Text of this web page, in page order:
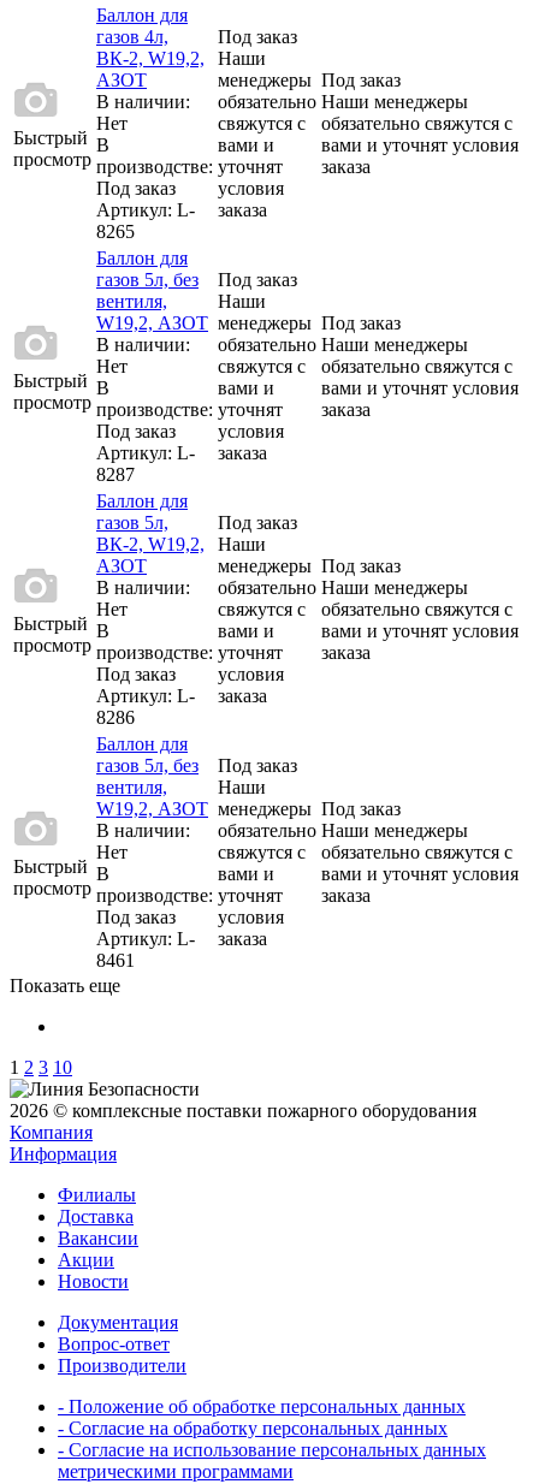
Быстрый
просмотр
Баллон для
газов 4л,
ВК-2, W19,2,
АЗОТ
В наличии:
Нет
В
производстве:
Под заказ
Артикул: L-
8265
Под заказ
Наши
менеджеры
обязательно
свяжутся с
вами и
уточнят
условия
заказа
Под заказ
Наши менеджеры
обязательно свяжутся с
вами и уточнят условия
заказа
Быстрый
просмотр
Баллон для
газов 5л, без
вентиля,
W19,2, АЗОТ
В наличии:
Нет
В
производстве:
Под заказ
Артикул: L-
8287
Под заказ
Наши
менеджеры
обязательно
свяжутся с
вами и
уточнят
условия
заказа
Под заказ
Наши менеджеры
обязательно свяжутся с
вами и уточнят условия
заказа
Быстрый
просмотр
Баллон для
газов 5л,
ВК-2, W19,2,
АЗОТ
В наличии:
Нет
В
производстве:
Под заказ
Артикул: L-
8286
Под заказ
Наши
менеджеры
обязательно
свяжутся с
вами и
уточнят
условия
заказа
Под заказ
Наши менеджеры
обязательно свяжутся с
вами и уточнят условия
заказа
Быстрый
просмотр
Баллон для
газов 5л, без
вентиля,
W19,2, АЗОТ
В наличии:
Нет
В
производстве:
Под заказ
Артикул: L-
8461
Под заказ
Наши
менеджеры
обязательно
свяжутся с
вами и
уточнят
условия
заказа
Под заказ
Наши менеджеры
обязательно свяжутся с
вами и уточнят условия
заказа
Показать еще
1 2 3 10
2026 © комплексные поставки пожарного оборудования
Компания
Информация
Филиалы
Доставка
Вакансии
Акции
Новости
Документация
Вопрос-ответ
Производители
- Положение об обработке персональных данных
- Согласие на обработку персональных данных
- Согласие на использование персональных данных
метрическими программами